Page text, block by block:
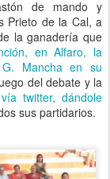
de mando y
Prieto de la Cal, a
la ganadería que
en Alfaro, la
G. Mancha en su
del debate y la
twitter, dándole
sus partidarios.